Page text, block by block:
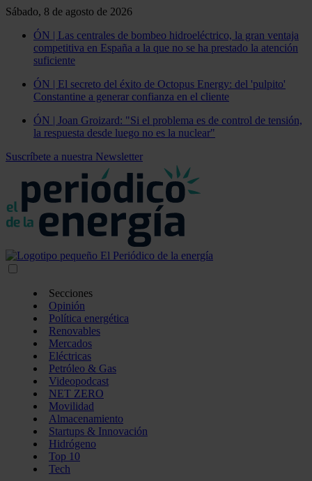
Sábado, 8 de agosto de 2026
ÓN | Las centrales de bombeo hidroeléctrico, la gran ventaja
competitiva en España a la que no se ha prestado la atención
suficiente
ÓN | El secreto del éxito de Octopus Energy: del 'pulpito'
Constantine a generar confianza en el cliente
ÓN | Joan Groizard: "Si el problema es de control de tensión,
la respuesta desde luego no es la nuclear"
Suscríbete a nuestra Newsletter
Secciones
Opinión
Política energética
Renovables
Mercados
Eléctricas
Petróleo & Gas
Videopodcast
NET ZERO
Movilidad
Almacenamiento
Startups & Innovación
Hidrógeno
Top 10
Tech